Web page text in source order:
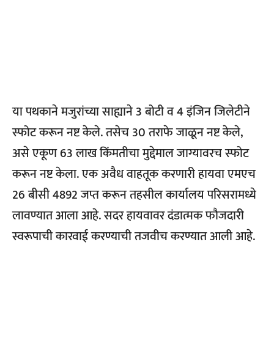
या पथकाने मजुरांच्या साह्याने 3 बोटी व 4 इंजिन जिलेटीने
स्फोट करून नष्ट केले. तसेच 30 तराफे जाळून नष्ट केले,
असे एकूण 63 लाख किंमतीचा मुद्देमाल जाग्यावरच स्फोट
करून नष्ट केला. एक अवैध वाहतूक करणारी हायवा एमएच
26 बीसी 4892 जप्त करून तहसील कार्यालय परिसरामध्ये
लावण्यात आला आहे. सदर हायवावर दंडात्मक फौजदारी
स्वरूपाची कारवाई करण्याची तजवीच करण्यात आली आहे.